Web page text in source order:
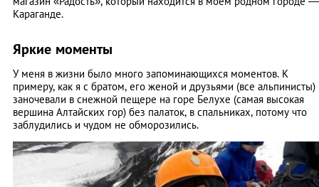
Караганде.
Яркие моменты
У меня в жизни было много запоминающихся моментов. К
примеру, как я с братом, его женой и друзьями (все альпинисты)
заночевали в снежной пещере на горе Белухе (самая высокая
вершина Алтайских гор) без палаток, в спальниках, потому что
заблудились и чудом не обморозились.